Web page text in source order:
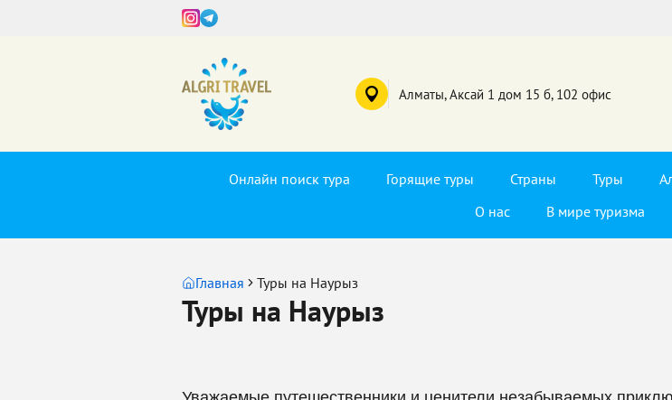
Алматы, Аксай 1 дом 15 б, 102 офис
Онлайн поиск тура Горящие туры Страны Туры
О нас
В мире туризма
Главная Туры на Наурыз
Туры на Наурыз